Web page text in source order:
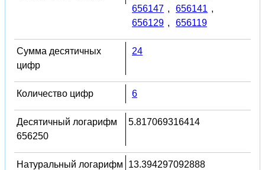
656147 , 656141 ,
656129 , 656119
Сумма десятичных
цифр
24
Количество цифр 6
Десятичный логарифм
656250
5.817069316414
Натуральный логарифм
13.394297092888